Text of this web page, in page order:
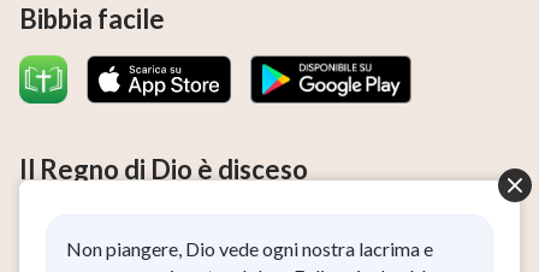
Bibbia facile
Il Regno di Dio è disceso
Regno di Dio?
Non piangere, Dio vede ogni nostra lacrima e